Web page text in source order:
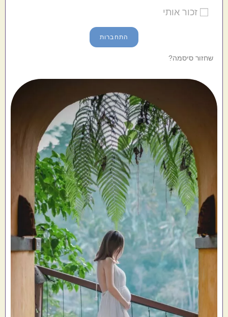
זכור אותי
התחברות
שחזור סיסמה?